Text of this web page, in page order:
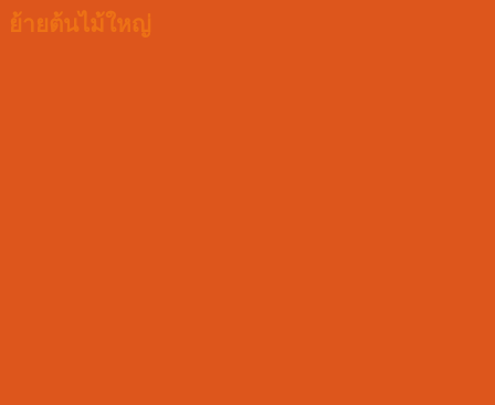
ย้ายต้นไม้ใหญ่